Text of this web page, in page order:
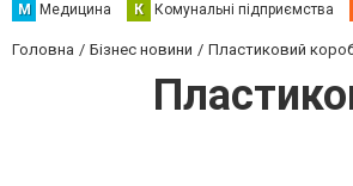
М Медицина К Комунальні підприємства
Головна Бізнес новини Пластиковий короб